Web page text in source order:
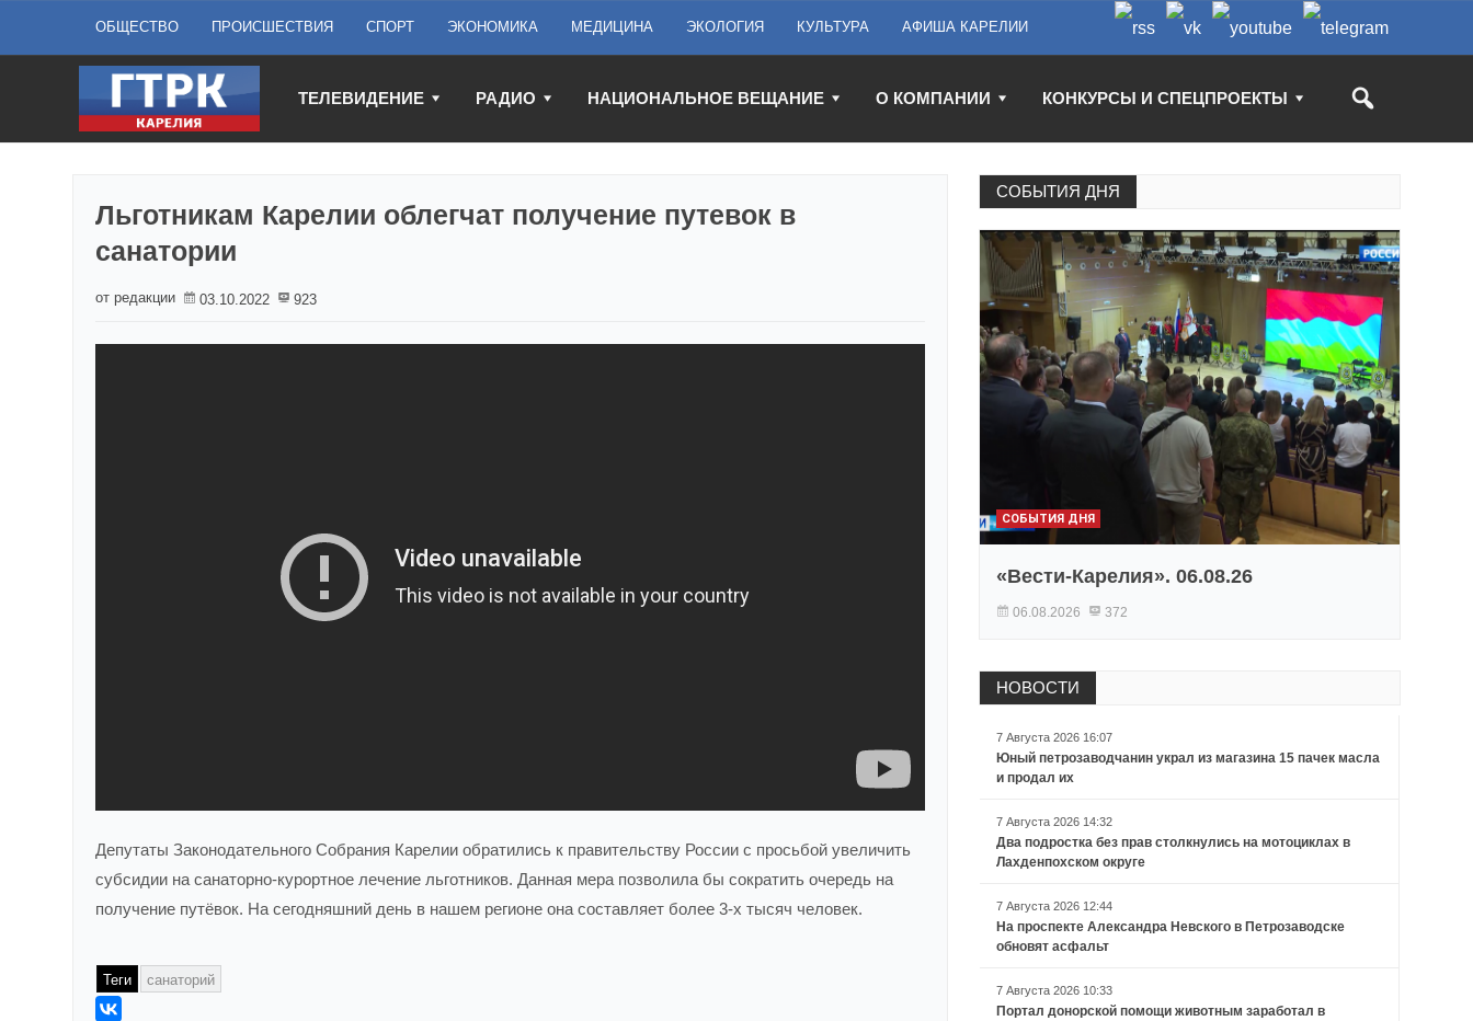
ОБЩЕСТВО ПРОИСШЕСТВИЯ СПОРТ ЭКОНОМИКА МЕДИЦИНА ЭКОЛОГИЯ КУЛЬТУРА АФИША КАРЕЛИИ
ТЕЛЕВИДЕНИЕ РАДИО НАЦИОНАЛЬНОЕ ВЕЩАНИЕ О КОМПАНИИ КОНКУРСЫ И СПЕЦПРОЕКТЫ
Льготникам Карелии облегчат получение путевок в
санатории
от редакции 03.10.2022 923
Депутаты Законодательного Собрания Карелии обратились к правительству России с просьбой увеличить
субсидии на санаторно-курортное лечение льготников. Данная мера позволила бы сократить очередь на
получение путёвок. На сегодняшний день в нашем регионе она составляет более 3-х тысяч человек.
Теги санаторий
СОБЫТИЯ ДНЯ
СОБЫТИЯ ДНЯ
«Вести-Карелия». 06.08.26
06.08.2026 372
НОВОСТИ
7 Августа 2026 16:07
Юный петрозаводчанин украл из магазина 15 пачек масла
и продал их
7 Августа 2026 14:32
Два подростка без прав столкнулись на мотоциклах в
Лахденпохском округе
7 Августа 2026 12:44
На проспекте Александра Невского в Петрозаводске
обновят асфальт
7 Августа 2026 10:33
Портал донорской помощи животным заработал в